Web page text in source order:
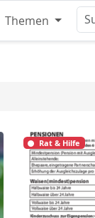
Themen
Rat & Hilfe